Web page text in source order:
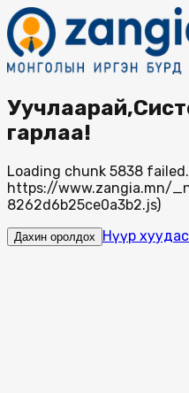
гарлаа!
Loading chunk 5838
https://www.zangia.mn/
8262d6b25ce0a3b2.js)
Дахин оролдох Нүүр